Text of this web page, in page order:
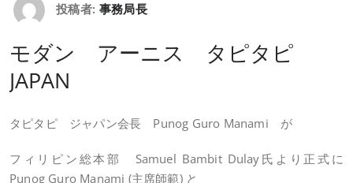
投稿者: 事務局長
モダン アーニス タピタピ
JAPAN
タピタピ ジャパン会長 Punog Guro Manami が
フィリピン総本部 Samuel Bambit Dulay氏より正式に
Punog Guro Manami (主席師範) と